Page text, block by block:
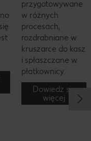
przygotowywane
w różnych
procesach,
rozdrabniane w
kruszarce do kasz
i spłaszczane w
płatkownicy.
Dowiedz się
więcej